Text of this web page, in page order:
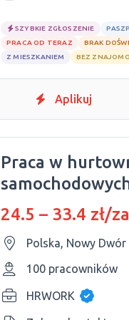
SZYBKIE ZGŁOSZENIE
PRACA OD TERAZ
BRAK
Z MIESZKANIEM
BEZ
Aplikuj
Praca w
Warszawą
24.5 – 33.4 zł/
Polska, Nowy
100 pracowników
HRWORK